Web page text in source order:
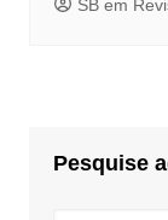
SB em
Pesquise